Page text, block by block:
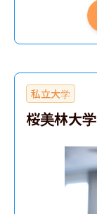
私立大学
桜美林大学